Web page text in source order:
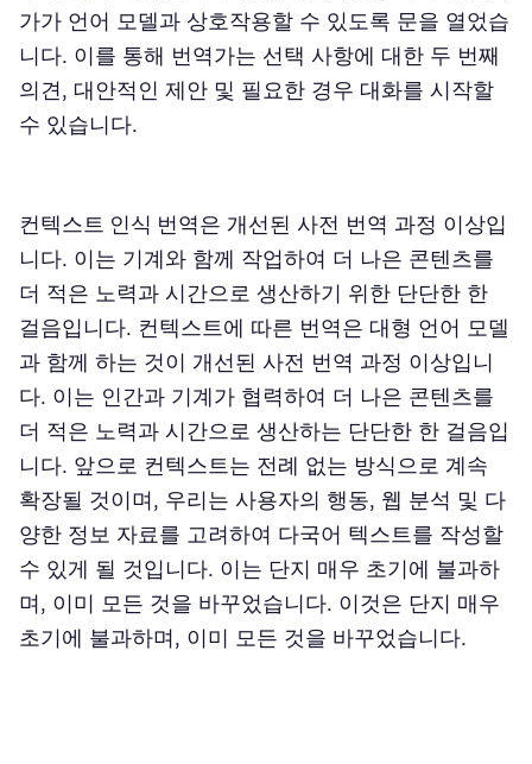
가가 언어 모델과 상호작용할 수 있도록 문을 열었습
니다. 이를 통해 번역가는 선택 사항에 대한 두 번째
의견, 대안적인 제안 및 필요한 경우 대화를 시작할
수 있습니다.
컨텍스트 인식 번역은 개선된 사전 번역 과정 이상입
니다. 이는 기계와 함께 작업하여 더 나은 콘텐츠를
더 적은 노력과 시간으로 생산하기 위한 단단한 한
걸음입니다. ‍컨텍스트에 따른 번역은 대형 언어 모델
과 함께 하는 것이 개선된 사전 번역 과정 이상입니
다. 이는 인간과 기계가 협력하여 더 나은 콘텐츠를
더 적은 노력과 시간으로 생산하는 단단한 한 걸음입
니다. 앞으로 컨텍스트는 전례 없는 방식으로 계속
확장될 것이며, 우리는 사용자의 행동, 웹 분석 및 다
양한 정보 자료를 고려하여 다국어 텍스트를 작성할
수 있게 될 것입니다. 이는 단지 매우 초기에 불과하
며, 이미 모든 것을 바꾸었습니다.‍ 이것은 단지 매우
초기에 불과하며, 이미 모든 것을 바꾸었습니다.